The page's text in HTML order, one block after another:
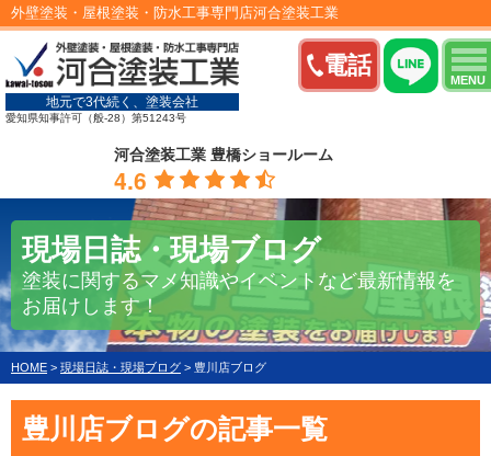
電話
MENU
外壁塗装・屋根塗装・防水工事専門店河合塗装工業
地元で3代続く、塗装会社
愛知県知事許可（般-28）第51243号
河合塗装工業 豊橋ショールーム
4.6
現場日誌・現場ブログ
塗装に関するマメ知識やイベントなど最新情報を
お届けします！
HOME > 現場日誌・現場ブログ > 豊川店ブログ
豊川店ブログの記事一覧